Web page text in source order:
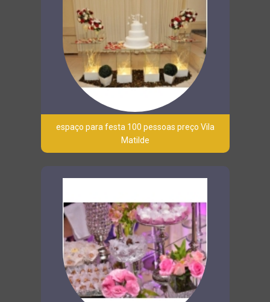
espaço para festa 100 pessoas preço Vila
Matilde